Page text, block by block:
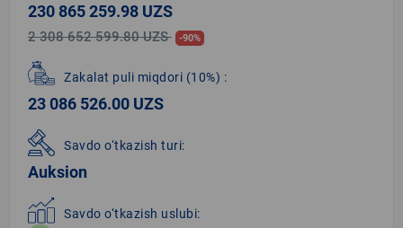
230 865 259.98 UZS
2 308 652 599.80 UZS -90%
Zakalat puli miqdori (10%) :
23 086 526.00 UZS
Savdo o‘tkazish turi:
Auksion
Savdo o‘tkazish uslubi: